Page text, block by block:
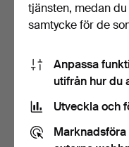
SKÅLFAT, tenn, Jacob
Sauer d.ä. (verksam 1…
Klubbades 7 aug 2026
13 bud
tjänsten, medan
samtycke för de
Anpassa
utifrån hur du
Utveckla och